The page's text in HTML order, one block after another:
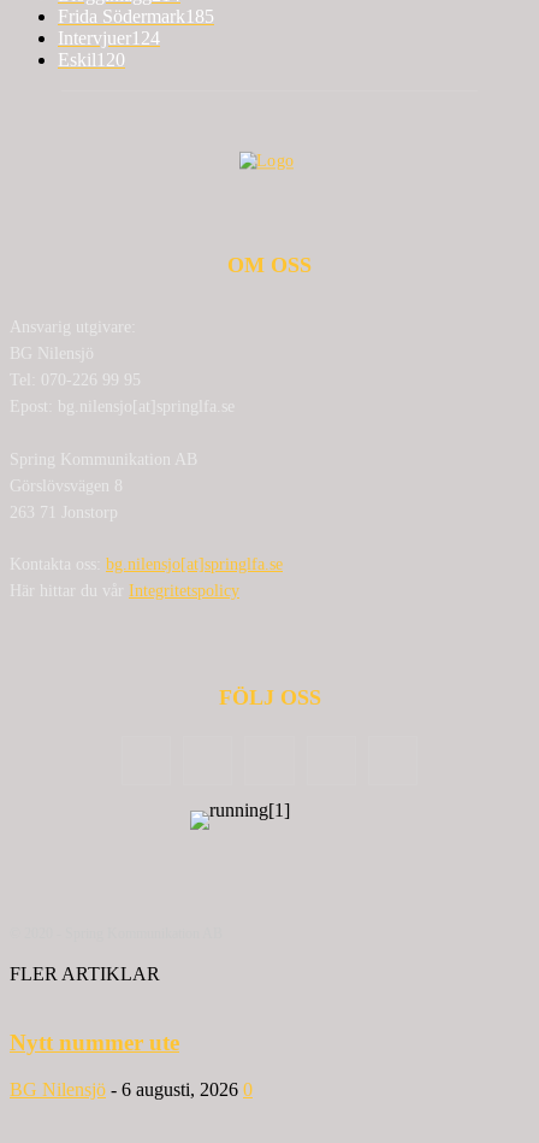
Frida Södermark185
Intervjuer124
Eskil120
OM OSS
Ansvarig utgivare:
BG Nilensjö
Tel: 070-226 99 95
Epost: bg.nilensjo[at]springlfa.se
Spring Kommunikation AB
Görslövsvägen 8
263 71 Jonstorp
Kontakta oss: bg.nilensjo[at]springlfa.se
Här hittar du vår Integritetspolicy
FÖLJ OSS
FLER ARTIKLAR
Nytt nummer ute
BG Nilensjö - 6 augusti, 2026 0